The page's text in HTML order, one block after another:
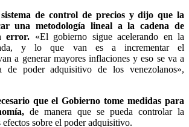
de control de precios y dijo que la
una metodología lineal a la cadena de
error. «El gobierno sigue acelerando en la
y lo que van es a incrementar el
a generar mayores inflaciones y eso se va a
de poder adquisitivo de los venezolanos»,
que el Gobierno tome medidas para
de manera que se pueda controlar la
sobre el poder adquisitivo.